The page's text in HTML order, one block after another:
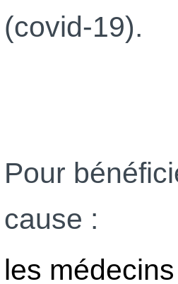
(covid-19).
Pour
cause :
les